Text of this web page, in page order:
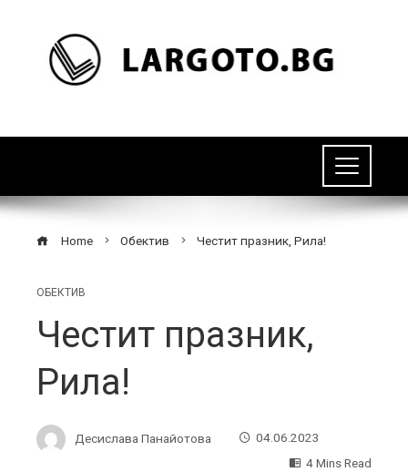
Home Обектив Честит празник, Рила!
ОБЕКТИВ
Честит празник,
Рила!
Десислава Панайотова
04.06.2023
4 Mins Read